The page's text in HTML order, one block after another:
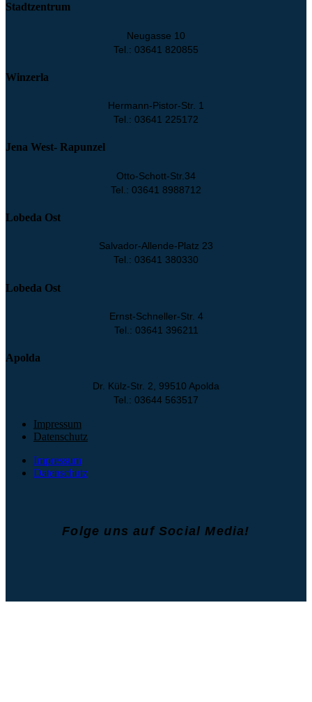
Stadtzentrum
Neugasse 10
Tel.: 03641 820855
Winzerla
Hermann-Pistor-Str. 1
Tel.: 03641 225172
Jena West- Rapunzel
Otto-Schott-Str.34
Tel.: 03641 8988712
Lobeda Ost
Salvador-Allende-Platz 23
Tel.: 03641 380330
Lobeda Ost
Ernst-Schneller-Str. 4
Tel.: 03641 396211
Apolda
Dr. Külz-Str. 2, 99510 Apolda
Tel.: 03644 563517
Impressum
Datenschutz
Impressum
Datenschutz
Folge uns auf Social Media!